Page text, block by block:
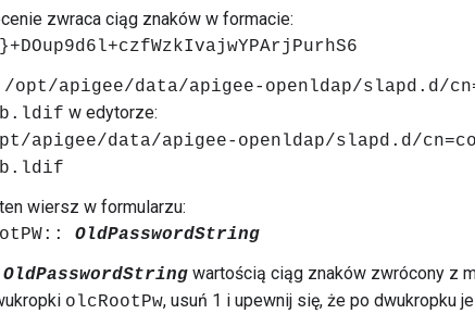
zwraca ciąg znaków w formacie:
/opt/apigee/data/apigee-openldap/slapd.d/
w edytorze:
apigee/data/apigee-openldap/slapd.d/
wiersz w formularzu:
OldPasswordString
OldPasswordString wartością ciąg znaków zwrócony z
olcRootPw, usuń 1 i upewnij się, że po dwukropku